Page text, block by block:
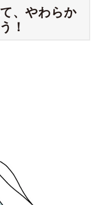
、やわらか
！